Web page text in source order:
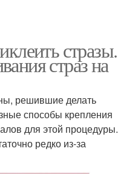
стразы.
страз на
решившие делать
способы крепления
для этой процедуры.
редко из-за